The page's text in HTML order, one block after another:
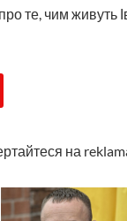
те, чим живуть
на